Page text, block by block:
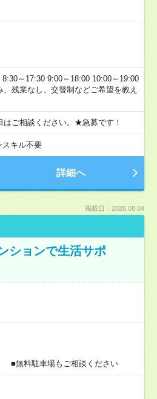
～17:30 9:00～18:00 10:00～19:00
業なし、交替制などご希望を教え
ご相談ください。★急募です！
スキル不要
詳細へ
掲載日：2026.08.04
ションで生活サポ
■無料駐車場もご相談ください